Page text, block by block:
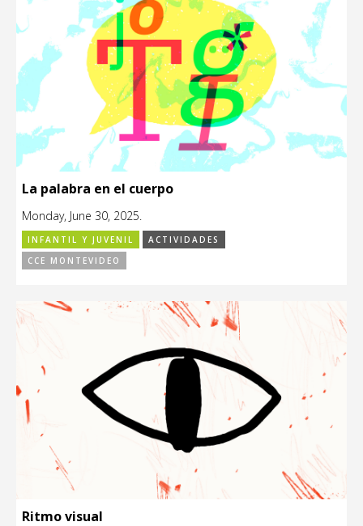
La palabra en el cuerpo
Monday, June 30, 2025.
INFANTIL Y JUVENIL
ACTIVIDADES
CCE MONTEVIDEO
Ritmo visual